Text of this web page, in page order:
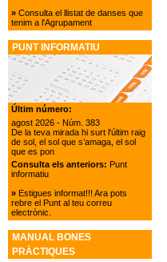
»Consulta el llistat de danses que
tenim a l'Agrupament
PUNT INFORMATIU
Últim número:
agost 2026 - Núm. 383
De la teva mirada hi surt l'últim raig
de sol, el sol que s’amaga, el sol
que es pon
Consulta els anteriors: Punt
informatiu
»Estigues informat!!! Ara pots
rebre el Punt al teu correu
electrònic.
MANUAL BONES
PRÀCTIQUES